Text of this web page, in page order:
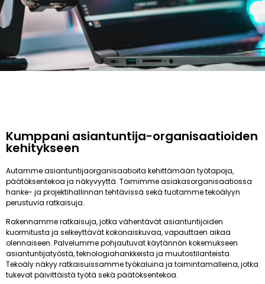
Kumppani asiantuntija-organisaatioiden
kehitykseen
Autamme asiantuntijaorganisaatioita kehittämään työtapoja,
päätöksentekoa ja näkyvyyttä. Toimimme asiakasorganisaatiossa
hanke- ja projektihallinnan tehtävissä sekä tuotamme tekoälyyn
perustuvia ratkaisuja.
Rakennamme ratkaisuja, jotka vähentävät asiantuntijoiden
kuormitusta ja selkeyttävät kokonaiskuvaa, vapauttaen aikaa
olennaiseen. Palvelumme pohjautuvat käytännön kokemukseen
asiantuntijatyöstä, teknologiahankkeista ja muutostilanteista.
Tekoäly näkyy ratkaisuissamme työkaluina ja toimintamalleina, jotka
tukevat päivittäistä työtä sekä päätöksentekoa.